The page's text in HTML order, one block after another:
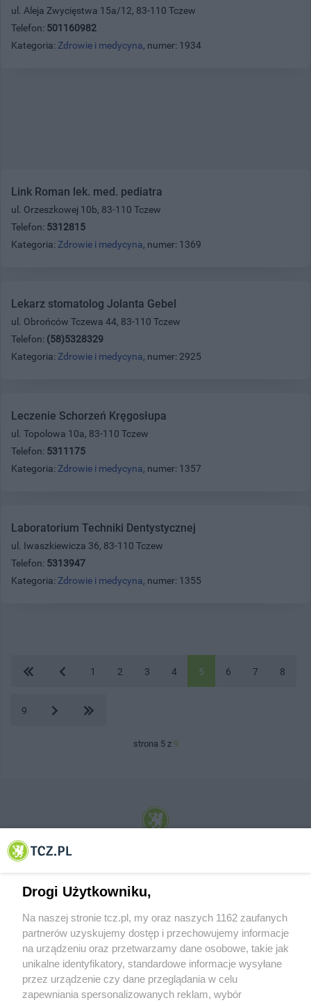
ul. Aleja Zwycięstwa 15a/12, 83-110 Tczew
Telefon: 501160982
Kategoria: Zdrowie i medycyna, numer: 1934
Link Roman lek. med. pediatra
ul. Orzeszkowej 10b, 83-110 Tczew
Telefon: 5312815
Kategoria: Zdrowie i medycyna, numer: 1369
Lekarz stomatolog Jolanta Gebel
ul. Obrońców Tczewa 44, 83-110 Tczew
Telefon: (58)5328329
Kategoria: Zdrowie i medycyna, numer: 2925
Leczenie Schorzeń Kręgosłupa
ul. Topolowa 10a, 83-110 Tczew
Telefon: 5311175
Kategoria: Zdrowie i medycyna, numer: 1357
Laboratorium Techniki Dentystycznej
ul. Iwaszkiewicza 36, 83-110 Tczew
Telefon: 5313947
Kategoria: Zdrowie i medycyna, numer: 1355
1 2 3 4 5 6 7 8
9
strona 5 z 9
© 2001-2026 Tczew - TCZ.PL Sp. z o.o. Internetowy Serwis Informacyjny Miasta
O FIRMIE POLITYKA PRYWATNOŚCI HOSTING
Drogi Użytkowniku,
Na naszej stronie tcz.pl, my oraz naszych 1162 zaufanych
partnerów uzyskujemy dostęp i przechowujemy informacje
na urządzeniu oraz przetwarzamy dane osobowe, takie jak
unikalne identyfikatory, standardowe informacje wysyłane
przez urządzenie czy dane przeglądania w celu
zapewniania spersonalizowanych reklam, wybór